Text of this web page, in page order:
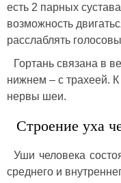
есть 2 парных
возможность
расслаблять
Гортань связана в
нижнем – с трахеей.
нервы шеи.
Строение уха
Уши человека
среднего и